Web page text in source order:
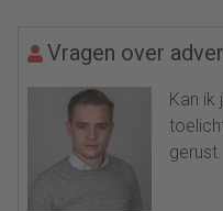
Vragen over
Kan ik